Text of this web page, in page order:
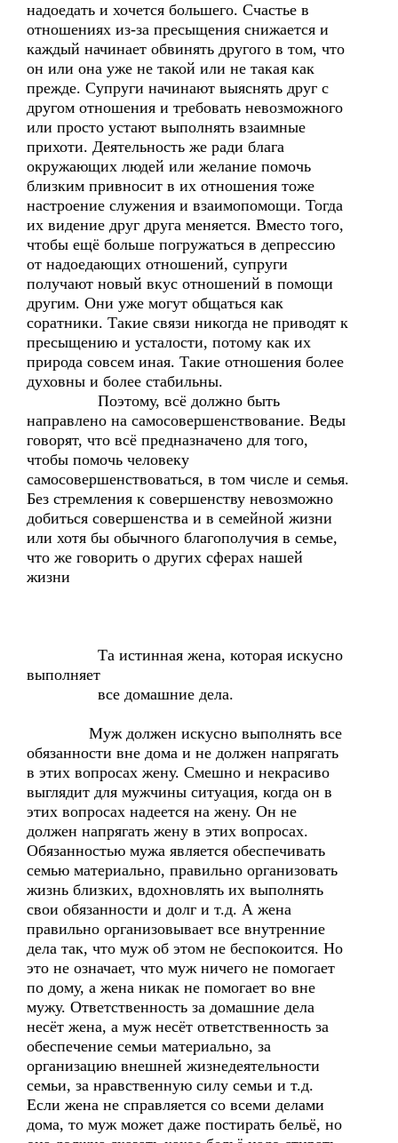
надоедать и хочется большего. Счастье в
отношениях из-за пресыщения снижается и
каждый начинает обвинять другого в том, что
он или она уже не такой или не такая как
прежде. Супруги начинают выяснять друг с
другом отношения и требовать невозможного
или просто устают выполнять взаимные
прихоти. Деятельность же ради блага
окружающих людей или желание помочь
близким привносит в их отношения тоже
настроение служения и взаимопомощи. Тогда
их видение друг друга меняется. Вместо того,
чтобы ещё больше погружаться в депрессию
от надоедающих отношений, супруги
получают новый вкус отношений в помощи
другим. Они уже могут общаться как
соратники. Такие связи никогда не приводят к
пресыщению и усталости, потому как их
природа совсем иная. Такие отношения более
духовны и более стабильны.
Поэтому, всё должно быть
направлено на самосовершенствование. Веды
говорят, что всё предназначено для того,
чтобы помочь человеку
самосовершенствоваться, в том числе и семья.
Без стремления к совершенству невозможно
добиться совершенства и в семейной жизни
или хотя бы обычного благополучия в семье,
что же говорить о других сферах нашей
жизни
Та истинная жена, которая искусно
выполняет
все домашние дела.
Муж должен искусно выполнять все
обязанности вне дома и не должен напрягать
в этих вопросах жену. Смешно и некрасиво
выглядит для мужчины ситуация, когда он в
этих вопросах надеется на жену. Он не
должен напрягать жену в этих вопросах.
Обязанностью мужа является обеспечивать
семью материально, правильно организовать
жизнь близких, вдохновлять их выполнять
свои обязанности и долг и т.д. А жена
правильно организовывает все внутренние
дела так, что муж об этом не беспокоится. Но
это не означает, что муж ничего не помогает
по дому, а жена никак не помогает во вне
мужу. Ответственность за домашние дела
несёт жена, а муж несёт ответственность за
обеспечение семьи материально, за
организацию внешней жизнедеятельности
семьи, за нравственную силу семьи и т.д.
Если жена не справляется со всеми делами
дома, то муж может даже постирать бельё, но